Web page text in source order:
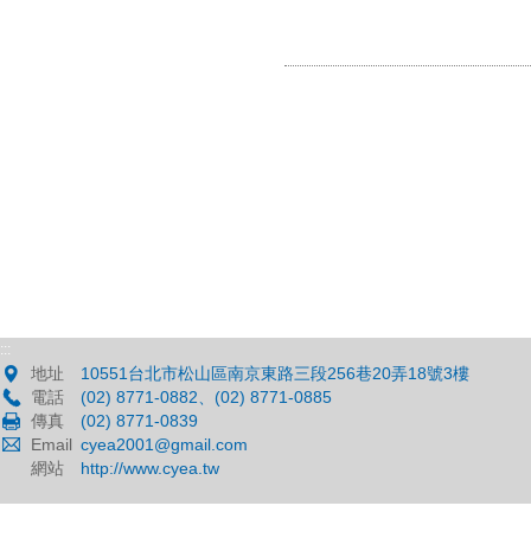
:::
地址
10551台北市松山區南京東路三段256巷20弄18號3樓
電話
(02) 8771-0882、(02) 8771-0885
傳真
(02) 8771-0839
Email cyea2001@gmail.com
網站
http://www.cyea.tw